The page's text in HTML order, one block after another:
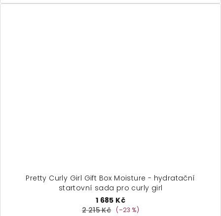
Pretty Curly Girl Gift Box Moisture - hydratační
startovní sada pro curly girl
1 685 Kč
2 215 Kč
(–23 %)